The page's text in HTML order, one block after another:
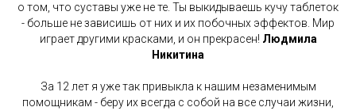
о том, что суставы уже не те. Ты выкидываешь кучу таблеток
- больше не зависишь от них и их побочных эффектов. Мир
играет другими красками, и он прекрасен! Людмила
Никитина
За 12 лет я уже так привыкла к нашим незаменимым
помощникам - беру их всегда с собой на все случаи жизни,